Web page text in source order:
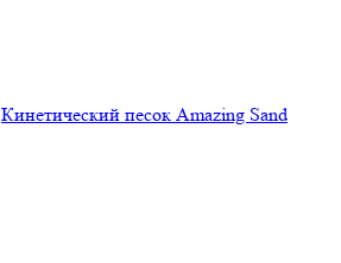
Кинетический песок Amazing Sand